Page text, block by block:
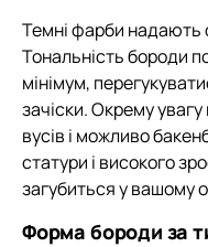
Темні фарби надають
Тональність бороди
мінімум,
зачіски. Окрему
вусів і можливо
статури і високого
загубиться у вашому
Форма бороди за